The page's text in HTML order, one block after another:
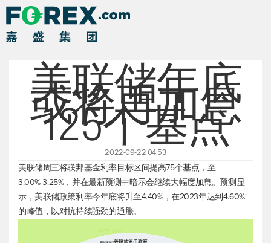
美联储年底
或将再加息
125个基点
2022-09-22 04:53
美联储周三将联邦基金利率目标区间提高75个基点，至
3.00%-3.25%，并在最新预测中暗示会继续大幅度加息。预测显
示，美联储政策利率今年底将升至4.40%，在2023年达到4.60%
的峰值，以对抗持续强劲的通胀。